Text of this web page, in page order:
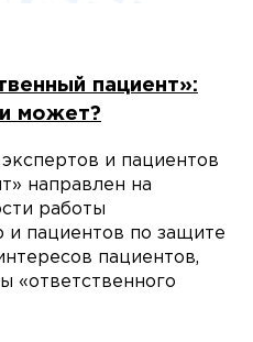
пациент»:
может?
и пациентов
направлен на
работы
и пациентов по защите
пациентов,
«ответственного